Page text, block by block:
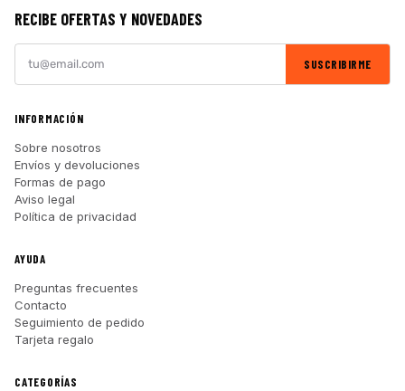
RECIBE OFERTAS Y NOVEDADES
SUSCRIBIRME
INFORMACIÓN
Sobre nosotros
Envíos y devoluciones
Formas de pago
Aviso legal
Política de privacidad
AYUDA
Preguntas frecuentes
Contacto
Seguimiento de pedido
Tarjeta regalo
CATEGORÍAS